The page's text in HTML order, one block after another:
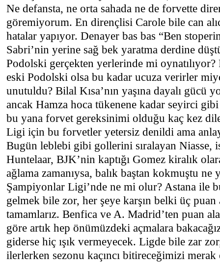
Ne defansta, ne orta sahada ne de forvette
göremiyorum. En dirençlisi Carole bile can
hatalar yapıyor. Denayer bas bas “Ben
Sabri’nin yerine sağ bek yaratma derdine
Podolski gerçekten yerlerinde mi
eski Podolski olsa bu kadar ucuza verirler
unutuldu? Bilal Kısa’nın yaşına dayalı gücü
ancak Hamza hoca tükenene kadar seyirci
bu yana forvet gereksinimi olduğu kaç kez
Ligi için bu forvetler yetersiz denildi ama
Bugün leblebi gibi gollerini sıralayan Niasse,
Huntelaar, BJK’nin kaptığı Gomez kiralık
ağlama zamanıysa, balık baştan kokmuştu
Şampiyonlar Ligi’nde ne mi olur? Astana ile
gelmek bile zor, her şeye karşın belki üç puan
tamamlarız. Benfica ve A. Madrid’ten puan
göre artık hep önümüzdeki açmalara
giderse hiç ışık vermeyecek. Ligde bile zar
ilerlerken sezonu kaçıncı bitireceğimizi